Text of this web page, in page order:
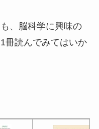
、脳科学に興味の
冊読んでみてはいか